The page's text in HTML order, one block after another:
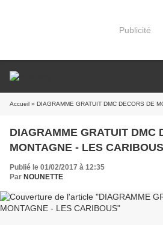
Publicité
Accueil » DIAGRAMME GRATUIT DMC DECORS DE
DIAGRAMME GRATUIT DMC
MONTAGNE - LES CARIBOUS
Publié le 01/02/2017 à 12:35
Par NOUNETTE